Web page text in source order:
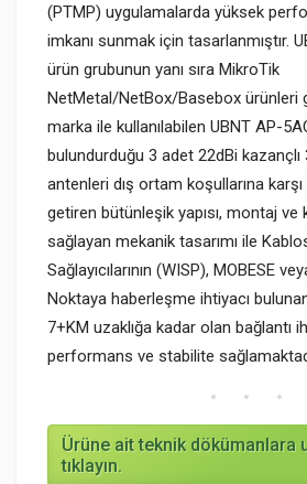
(PTMP) uygulamalarda yüksek
imkanı sunmak için tasarlanmıştır.
ürün grubunun yanı sıra MikroTik
NetMetal/NetBox/Basebox ürünleri
marka ile kullanılabilen UBNT AP-
bulundurduğu 3 adet 22dBi kazançlı
antenleri dış ortam koşullarına karşı
getiren bütünleşik yapısı, montaj ve
sağlayan mekanik tasarımı ile
Sağlayıcılarının (WISP), MOBESE
Noktaya haberleşme ihtiyacı
7+KM uzaklığa kadar olan bağlantı
performans ve stabilite
Ürüne ait teknik dökümanlara
tıklayın.